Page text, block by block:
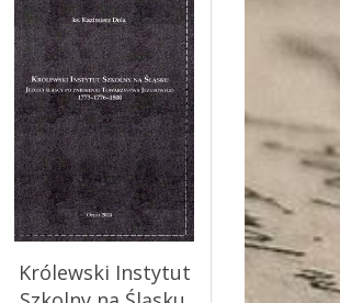
Królewski Instytut